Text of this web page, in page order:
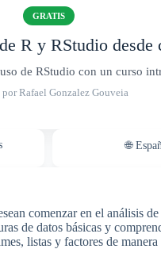
GRATIS
R y RStudio desde
de RStudio con un curso
por Rafael Gonzalez Gouveia
🌐
comenzar en el análisis
de datos básicas y
listas y factores de manera